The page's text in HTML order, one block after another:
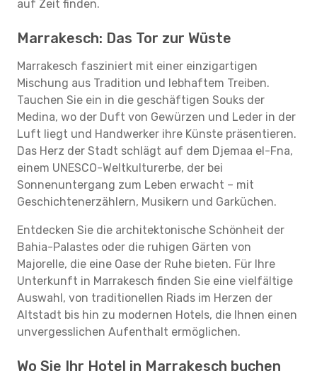
auf Zeit finden.
Marrakesch: Das Tor zur Wüste
Marrakesch fasziniert mit einer einzigartigen
Mischung aus Tradition und lebhaftem Treiben.
Tauchen Sie ein in die geschäftigen Souks der
Medina, wo der Duft von Gewürzen und Leder in der
Luft liegt und Handwerker ihre Künste präsentieren.
Das Herz der Stadt schlägt auf dem Djemaa el-Fna,
einem UNESCO-Weltkulturerbe, der bei
Sonnenuntergang zum Leben erwacht – mit
Geschichtenerzählern, Musikern und Garküchen.
Entdecken Sie die architektonische Schönheit der
Bahia-Palastes oder die ruhigen Gärten von
Majorelle, die eine Oase der Ruhe bieten. Für Ihre
Unterkunft in Marrakesch finden Sie eine vielfältige
Auswahl, von traditionellen Riads im Herzen der
Altstadt bis hin zu modernen Hotels, die Ihnen einen
unvergesslichen Aufenthalt ermöglichen.
Wo Sie Ihr Hotel in Marrakesch buchen